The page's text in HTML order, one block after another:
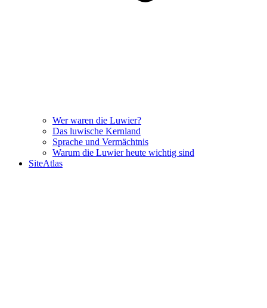
Wer waren die Luwier?
Das luwische Kernland
Sprache und Vermächtnis
Warum die Luwier heute wichtig sind
SiteAtlas